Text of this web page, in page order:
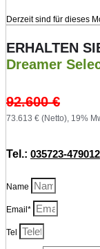
Derzeit sind für dieses
ERHALTEN
Dreamer
92.600€
73.613 € (Netto), 19%
Tel.: 035723-479012
Name
Email*
Tel